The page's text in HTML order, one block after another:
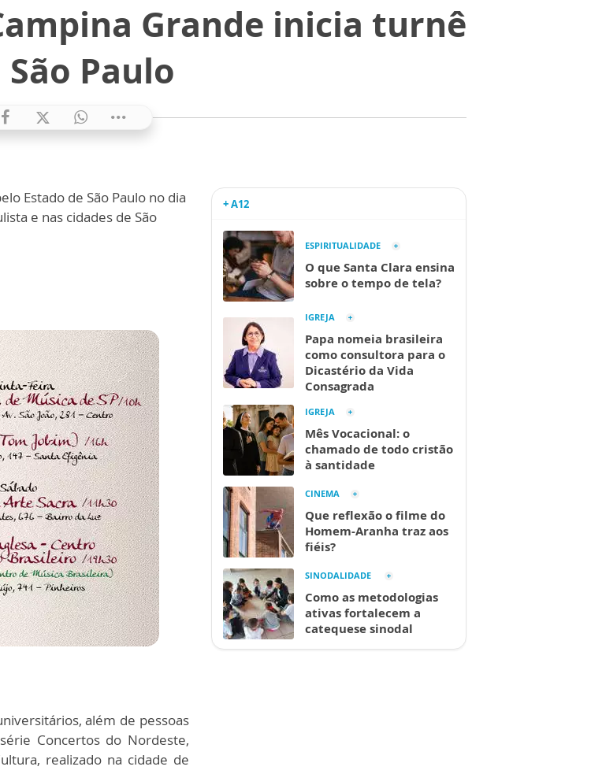
Grande inicia turnê
Paulo
Estado de São Paulo no dia
e nas cidades de São
além de pessoas
Concertos do Nordeste,
realizado na cidade de
+ A12
ESPIRITUALIDADE
O que Santa Clara ensina
sobre o tempo de tela?
IGREJA
Papa nomeia brasileira
como consultora para o
Dicastério da Vida
Consagrada
IGREJA
Mês Vocacional: o
chamado de todo cristão
à santidade
CINEMA
Que reflexão o filme do
Homem-Aranha traz aos
fiéis?
SINODALIDADE
Como as metodologias
ativas fortalecem a
catequese sinodal